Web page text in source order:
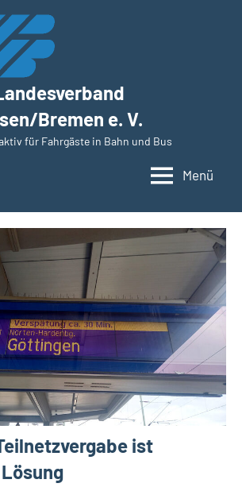
Bremen e. V.
für Fahrgäste in Bahn und Bus
Menü
ist